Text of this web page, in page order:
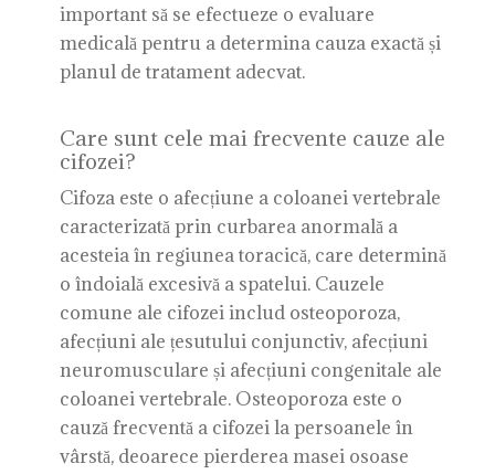
important să se efectueze o evaluare
medicală pentru a determina cauza exactă și
planul de tratament adecvat.
Care sunt cele mai frecvente cauze ale
cifozei?
Cifoza este o afecțiune a coloanei vertebrale
caracterizată prin curbarea anormală a
acesteia în regiunea toracică, care determină
o îndoială excesivă a spatelui. Cauzele
comune ale cifozei includ osteoporoza,
afecțiuni ale țesutului conjunctiv, afecțiuni
neuromusculare și afecțiuni congenitale ale
coloanei vertebrale. Osteoporoza este o
cauză frecventă a cifozei la persoanele în
vârstă, deoarece pierderea masei osoase